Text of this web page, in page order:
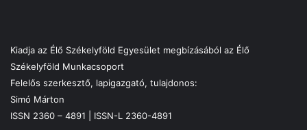
Kiadja az Élő Székelyföld Egyesület megbízásából az Élő
Székelyföld Munkacsoport
Felelős szerkesztő, lapigazgató, tulajdonos:
Simó Márton
ISSN 2360 – 4891 | ISSN-L 2360-4891